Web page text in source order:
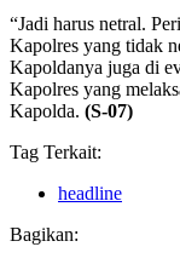
“Jadi harus netral.
Kapolres yang tidak
Kapoldanya juga di
Kapolres yang
Kapolda. (S-07)
Tag Terkait:
headline
Bagikan: